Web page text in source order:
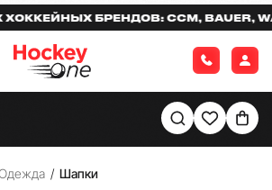
БРЕНДОВ: CCM, BAUER,
/ Шапки